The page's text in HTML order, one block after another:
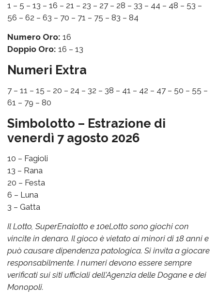
1 – 5 – 13 – 16 – 21 – 23 – 27 – 28 – 33 – 44 – 48 – 53 –
56 – 62 – 63 – 70 – 71 – 75 – 83 – 84
Numero Oro: 16
Doppio Oro: 16 – 13
Numeri Extra
7 – 11 – 15 – 20 – 24 – 32 – 38 – 41 – 42 – 47 – 50 – 55 –
61 – 79 – 80
Simbolotto – Estrazione di
venerdì 7 agosto 2026
10 – Fagioli
13 – Rana
20 – Festa
6 – Luna
3 – Gatta
Il Lotto, SuperEnalotto e 10eLotto sono giochi con
vincite in denaro. Il gioco è vietato ai minori di 18 anni e
può causare dipendenza patologica. Si invita a giocare
responsabilmente. I numeri devono essere sempre
verificati sui siti ufficiali dell'Agenzia delle Dogane e dei
Monopoli.